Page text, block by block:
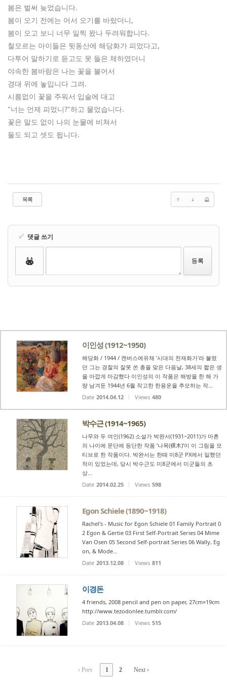
봄은 벌써 늦었습니다.
봄이 오기 전에는 어서 오기를 바랐더니,
봄이 오고 보니 너무 일찍 왔나 두려워합니다.
철모르는 아이들은 뒷동산에 해당화가 피었다고,
다투어 말하기로 듣고도 못 들은 체하였더니
야속한 봄바람은 나는 꽃을 불어서
경대 위에 놓입니다 그려.
시름없이 꽃을 주워서 입술에 대고
"너는 언제 피었니?"하고 물었습니다.
꽃은 말도 없이 나의 눈물에 비쳐서
둘도 되고 셋도 됩니다.
목록
✔ 댓글 쓰기
이인성 (1912~1950)
해당화 / 1944 / 캔버스에유채 '시대의 천재화가'라 불렸
던 그는 경찰의 잘못 쏜 총을 맞은 다음날, 38세의 짧은 생
을 아깝게 마감했다 이인성의 이 작품은 해방을 한 해 가
량 남겨둔 1944년 6월 작고한 한용운을 추모하는 작...
Date 2014.04.12 Views 480
박수근 (1914~1965)
나무와 두 여인(1962) 소설가 박완서(1931~2011)가 마흔
의 나이에 문단에 등단한 작품 ‘나목(裸木)’이 이 그림을 모
티브로 한 작품이다. 박완서는 한때 미8군 PX에서 일했던
적이 있었는데, 당시 박수근도 미8군에서 미군들의 초
상...
Date 2014.02.25 Views 598
Egon Schiele (1890~1918)
Rachel's - Music for Egon Schiele 01 Family Portrait 0
2 Egon & Gertie 03 First Self-Portrait Series 04 Mime
Van Osen 05 Second Self-portrait Series 06 Wally, Eg
on, & Mode...
Date 2013.12.08 Views 811
이경돈
4 friends, 2008 pencil and pen on paper, 27cm×19cm
http://www.tezodonlee.tumblr.com/
Date 2013.04.08 Views 515
‹ Prev 1 2 Next ›